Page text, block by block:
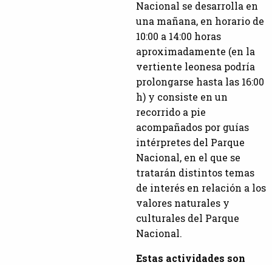
Nacional se desarrolla en
una mañana, en horario de
10:00 a 14:00 horas
aproximadamente (en la
vertiente leonesa podría
prolongarse hasta las 16:00
h) y consiste en un
recorrido a pie
acompañados por guías
intérpretes del Parque
Nacional, en el que se
tratarán distintos temas
de interés en relación a los
valores naturales y
culturales del Parque
Nacional.
Estas actividades son